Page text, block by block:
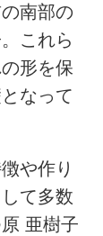
南部の
これら
形を保
なって
や作り
て多数
亜樹子